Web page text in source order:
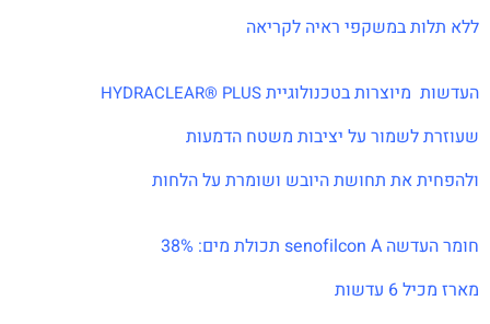
ללא תלות במשקפי ראיה לקריאה
העדשות מיוצרות בטכנולוגייתHYDRACLEAR® PLUS
שעוזרת לשמור על יציבות משטח הדמעות
ולהפחית את תחושת היובש ושומרת על הלחות
חומר העדשה senofilcon A תכולת מים: 38%
מארז מכיל 6 עדשות